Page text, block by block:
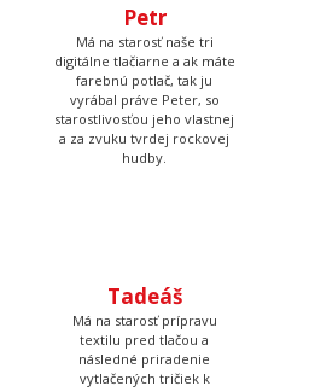
farebnú potlač, tak ju
vyrábal práve Peter, so
starostlivosťou jeho vlastnej
a za zvuku tvrdej rockovej
hudby.
následné priradenie
vytlačených tričiek k
objednávkam, takže Vám
nakoniec príde krásna a
správna potlač.